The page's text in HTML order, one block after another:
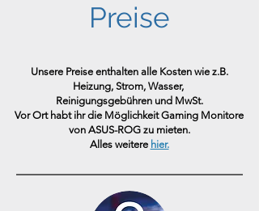
Preise
Unsere Preise enthalten alle Kosten wie z.B.
Heizung, Strom, Wasser,
Reinigungsgebühren und MwSt.
Vor Ort habt ihr die Möglichkeit Gaming Monitore
von ASUS-ROGzu mieten.
Alles weitere hier.